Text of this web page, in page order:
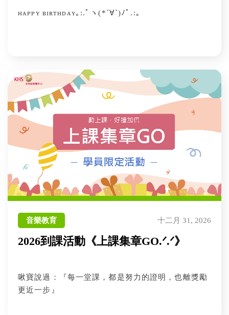
ʜᴀᴘᴘʏ ʙɪʀᴛʜᴅᴀʏ｡:.ﾟヽ(*´∀`)ﾉﾟ.:｡
音樂教育 十二月 31, 2026
2026到課活動《上課集章GO.ᐟ.ᐟ》
啾寶說過：『每一堂課，都是努力的證明，也離獎勵
更近一步』